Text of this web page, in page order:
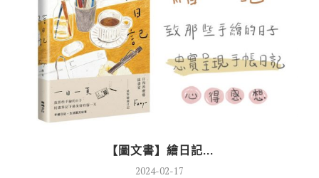
【圖文書】繪日記...
2024-02-17